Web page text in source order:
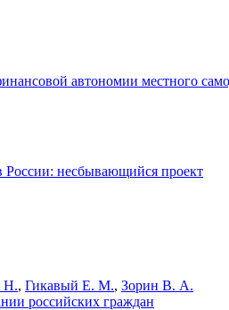
автономии местного
России: несбывающийся проект
Н., Гикавый Е. М., Зорин В. А.
российских граждан